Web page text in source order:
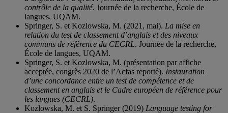
contrôle de la qualité. Journée de la recherche, École de
langues, UQAM.
Springer, S. et Kozlowska, M. (2021, mai). La mise en
relation du test de classement d’anglais et des niveaux
communs de référence du CECRL. Journée de la recherche,
École de langues, UQAM.
Springer, S. et Kozlowska, M. (présentation par affiche
acceptée, congrès 2020 de l’Acfas reporté). Instauration
d’une concordance entre un test de compétence et de
classement en anglais et le Cadre européen de référence pour
les langues (CECRL).
Kozlowska, M. et S. Springer (2019) Language testing for